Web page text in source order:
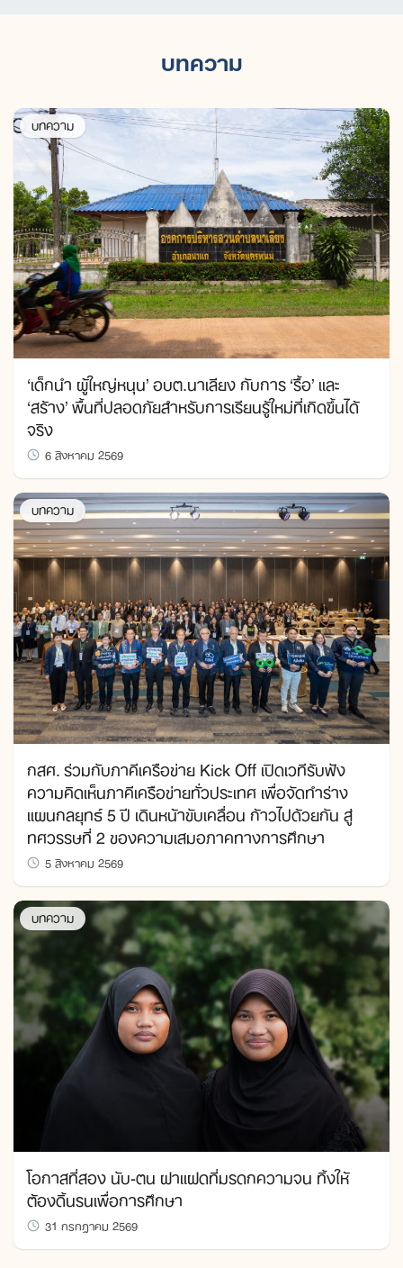
บทความ
บทความ
‘เด็กนำ ผู้ใหญ่หนุน’ อบต.นาเลียง กับการ ‘รื้อ’ และ
‘สร้าง’ พื้นที่ปลอดภัยสำหรับการเรียนรู้ใหม่ที่เกิดขึ้นได้
จริง
6 สิงหาคม 2569
บทความ
กสศ. ร่วมกับภาคีเครือข่าย Kick Off เปิดเวทีรับฟัง
ความคิดเห็นภาคีเครือข่ายทั่วประเทศ เพื่อจัดทำร่าง
แผนกลยุทธ์ 5 ปี เดินหน้าขับเคลื่อน ก้าวไปด้วยกัน สู่
ทศวรรษที่ 2 ของความเสมอภาคทางการศึกษา
5 สิงหาคม 2569
บทความ
โอกาสที่สอง นับ-ตน ฝาแฝดที่มรดกความจน ทิ้งให้
ต้องดิ้นรนเพื่อการศึกษา
31 กรกฎาคม 2569